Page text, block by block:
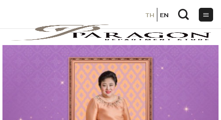
TH EN
TH EN